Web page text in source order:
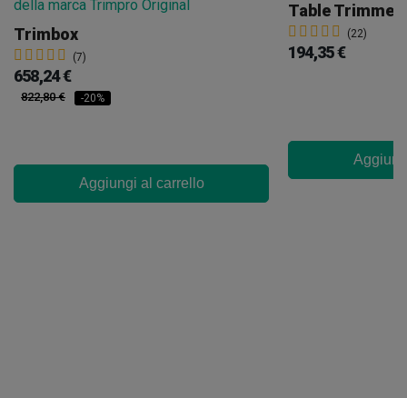
Trimbox
(7)
658,24 €
822,80 € -20%
Aggiungi al carrello
Table Trimmer
(22)
194,35 €